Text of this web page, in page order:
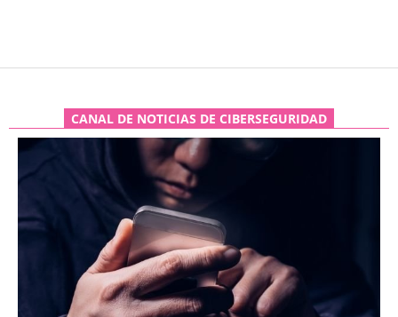
CANAL DE NOTICIAS DE CIBERSEGURIDAD